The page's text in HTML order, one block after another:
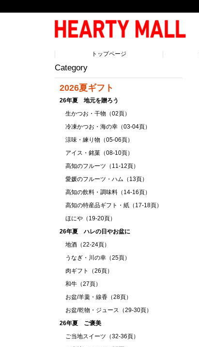
トップページ
Category
2026夏ギフト
26年夏 地元を贈ろう
生かつお・干物（02頁）
冷凍かつお・海の幸（03-04頁）
涼味・練り物（05-06頁）
アイス・銘菓（08-10頁）
高知のフルーツ（11-12頁）
愛媛のフルーツ・ハム（13頁）
高知の飲料・調味料（14-16頁）
高知の特産品ギフト・紙（17-18頁）
ほにや（19-20頁）
26年夏 ハレの日やお盆に
地酒（22-24頁）
うなぎ・川の幸（25頁）
肉ギフト（26頁）
和牛（27頁）
お盆/羊羹・線香（28頁）
お盆/乾物・ジュース（29-30頁）
26年夏 ご褒美
ご当地スイーツ（32-36頁）